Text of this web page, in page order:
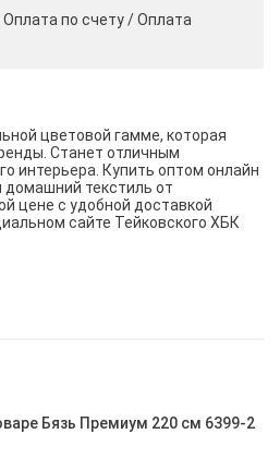
по счету /Оплата
цветовой гамме, которая
Станет отличным
интерьера. Купить оптом онлайн
домашний текстиль от
цене с удобной доставкой
сайте Тейковского ХБК
Бязь Премиум 220 см 6399-2